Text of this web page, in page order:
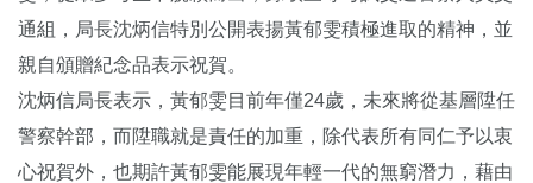
通組， 局長沈炳信特別公開表揚黃郁雯積極進取的精神， 並
親自頒贈紀念品表示祝賀。
沈炳信局長表示，黃郁雯目前年僅24歲，未來將從基層陞任
警察幹部， 而陞職就是責任的加重，除代表所有同仁予以衷
心祝賀外， 也期許黃郁雯能展現年輕一代的無窮潛力，藉由